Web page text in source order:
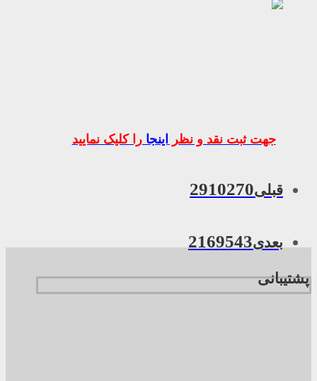
جهت ثبت نقد و نظر اینجارا کلیک نمایید
قبلی2910270
بعدی2169543
پشتیبانی